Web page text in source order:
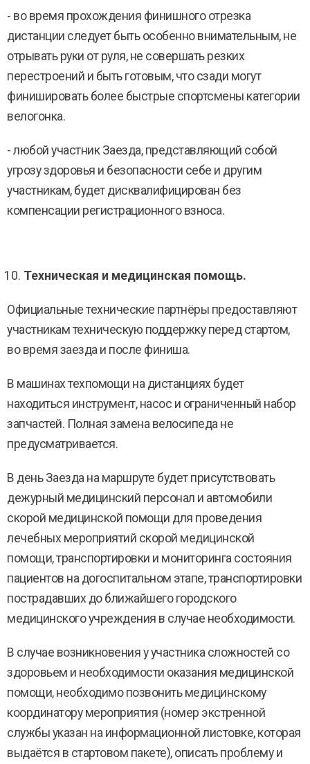
- во время прохождения финишного отрезка
дистанции следует быть особенно внимательным, не
отрывать руки от руля, не совершать резких
перестроений и быть готовым, что сзади могут
финишировать более быстрые спортсмены категории
велогонка.
- любой участник Заезда, представляющий собой
угрозу здоровья и безопасности себе и другим
участникам, будет дисквалифицирован без
компенсации регистрационного взноса.
Техническая и медицинская помощь.
Официальные технические партнёры предоставляют
участникам техническую поддержку перед стартом,
во время заезда и после финиша.
В машинах техпомощи на дистанциях будет
находиться инструмент, насос и ограниченный набор
запчастей. Полная замена велосипеда не
предусматривается.
В день Заезда на маршруте будет присутствовать
дежурный медицинский персонал и автомобили
скорой медицинской помощи для проведения
лечебных мероприятий скорой медицинской
помощи, транспортировки и мониторинга состояния
пациентов на догоспитальном этапе, транспортировки
пострадавших до ближайшего городского
медицинского учреждения в случае необходимости.
В случае возникновения у участника сложностей со
здоровьем и необходимости оказания медицинской
помощи, необходимо позвонить медицинскому
координатору мероприятия (номер экстренной
службы указан на информационной листовке, которая
выдаётся в стартовом пакете), описать проблему и